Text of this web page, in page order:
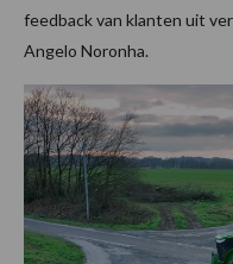
feedback van klanten uit
Angelo Noronha.